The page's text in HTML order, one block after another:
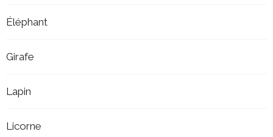
Éléphant
Girafe
Lapin
Licorne